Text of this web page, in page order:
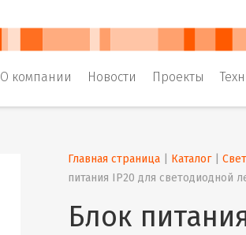
О компании Новости Проекты
Главная страница Каталог |
питания IP20 для светодиодной
Блок